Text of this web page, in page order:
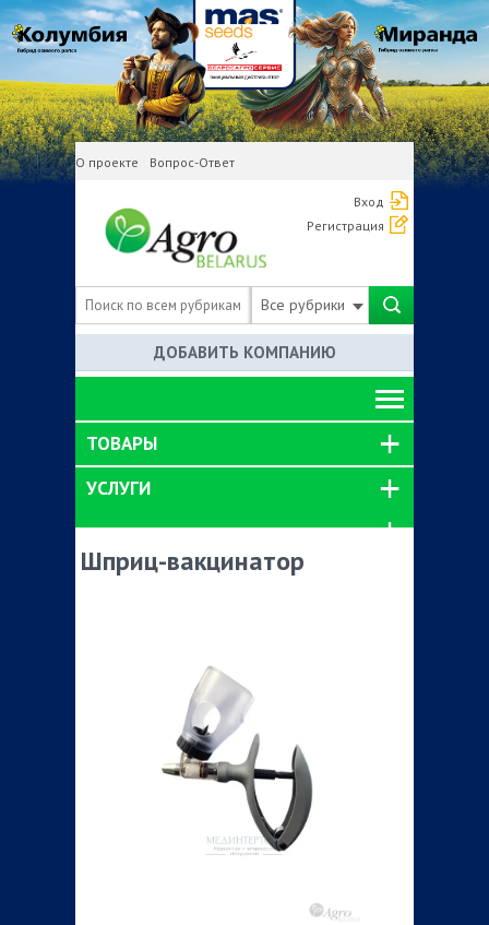
О проекте Вопрос-Ответ
Вход
Регистрация
Все рубрики
ДОБАВИТЬ КОМПАНИЮ
ТОВАРЫ
УСЛУГИ
Шприц-вакцинатор